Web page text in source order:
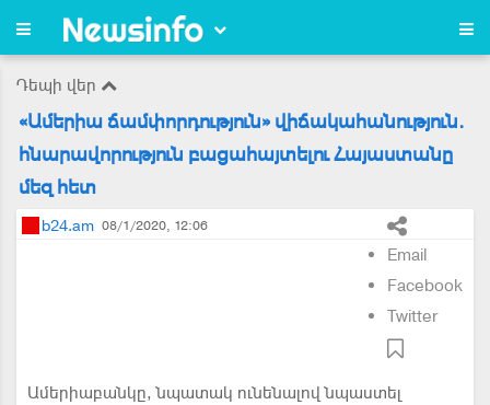
Դեպի վեր
«Ամերիա ճամփորդություն» վիճակահանություն.
հնարավորություն բացահայտելու Հայաստանը
մեզ հետ
b24.am 08/1/2020, 12:06
Email
Facebook
Twitter
Ամերիաբանկը, նպատակ ունենալով նպաստել